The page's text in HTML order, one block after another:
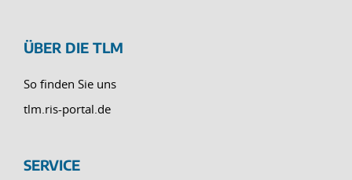
ÜBER DIE TLM
So finden Sie uns
tlm.ris-portal.de
SERVICE